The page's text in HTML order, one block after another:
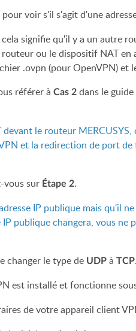
voir s'il s'agit d'une
signifie qu'il y a un autre
ou le dispositif NAT en
.ovpn (pour OpenVPN) et
référer à Cas 2 dans le guide
le routeur
et la redirection de port
vous sur Étape 2.
IP publique mais qu'il
publique changera, vous ne
changer le type de UDP à TCP.
est installé et fonctionne
de votre appareil client